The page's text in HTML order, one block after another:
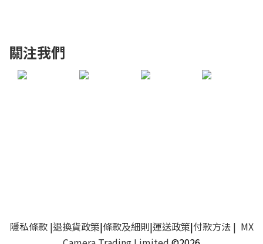
關注我們
隱私條款|退換貨政策|條款及細則|運送政策|付款方法| MX